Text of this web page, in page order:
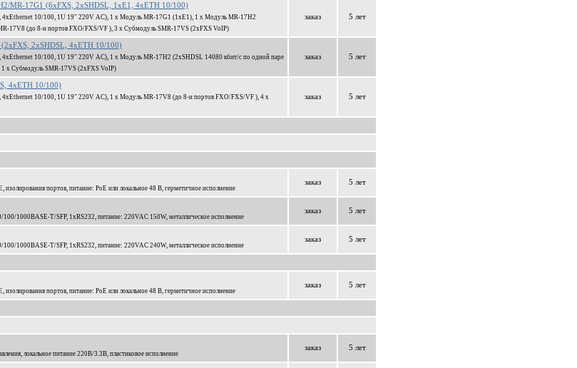
MR-17G1 (6xFXS, 2xSHDSL, 1xE1, 4xETH 10/100)
10/100, 1U 19" 220V AC), 1 x Модуль MR-17G1 (1xЕ1), 1 x Модуль MR-17H2
17V8 (до 8-и портов FXO/FXS/VF ), 3 x Субмодуль SMR-17VS (2xFXS VoIP)
заказ 5 лет
2xSHDSL, 4xETH 10/100)
10/100, 1U 19" 220V AC), 1 x Модуль MR-17H2 (2xSHDSL 14080 кбит/c по одной паре
x Субмодуль SMR-17VS (2xFXS VoIP)
заказ 5 лет
4xETH 10/100)
10/100, 1U 19" 220V AC), 1 x Модуль MR-17V8 (до 8-и портов FXO/FXS/VF ), 4 x
заказ 5 лет
портов, питание: PoE или локальное 48 В, герметичное исполнение
заказ 5 лет
1000BASE-T/SFP, 1xRS232, питание: 220VAC 150W, металлическое исполнение
заказ 5 лет
1000BASE-T/SFP, 1xRS232, питание: 220VAC 240W, металлическое исполнение
заказ 5 лет
портов, питание: PoE или локальное 48 В, герметичное исполнение
заказ 5 лет
локальное питание 220В/3.3В, пластиковое исполнение
заказ 5 лет